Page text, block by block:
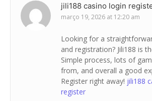
jili188 casino login
março 19, 2026 at 12:20 am
Looking for a
and registration? Jili188 is
Simple process, lots of
from, and overall a good
Register right away! jili188
register